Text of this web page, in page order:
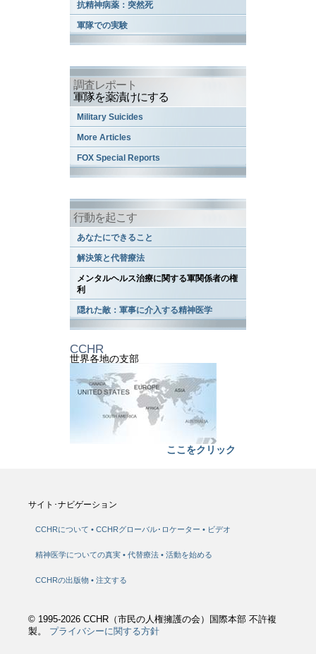
抗精神病薬：突然死
軍隊での実験
調査レポート
軍隊を薬漬けにする
Military Suicides
More Articles
FOX Special Reports
行動を起こす
あなたにできること
解決策と代替療法
メンタルヘルス治療に関する軍関係者の権
利
隠れた敵：軍事に介入する精神医学
CCHR
世界各地の支部
ここをクリック
サイト･ナビゲーション
CCHRについて CCHRグローバル･ロケーター ビデオ
精神医学についての真実 代替療法 活動を始める
CCHRの出版物 注文する
© 1995-2026 CCHR（市民の人権擁護の会）国際本部 不許複
製。 プライバシーに関する方針